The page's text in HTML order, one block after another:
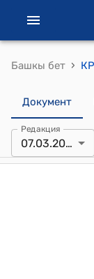
Башкы бет ›
Документ
Редакция
07.03.2013